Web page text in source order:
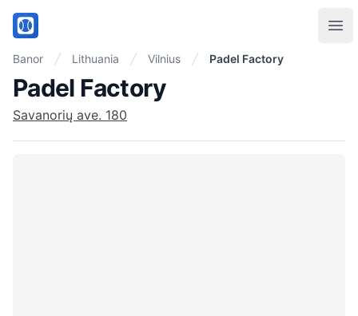
PadelMix
Banor Lithuania Vilnius Padel Factory
Padel Factory
Savanorių ave. 180